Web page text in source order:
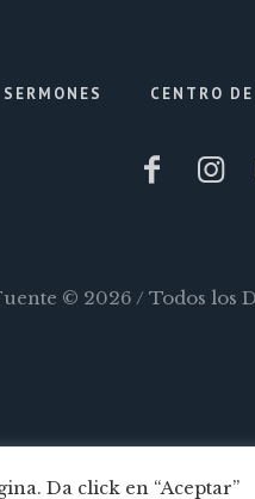
SERMONES CENTRO
© 2026 / Todos los
Da click en “Aceptar”